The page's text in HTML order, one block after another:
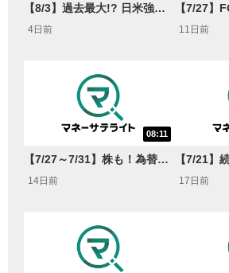
【8/3】過去最大!? 日米強調為替介入 155円が当面の焦点か＜FX MARKET VIEW＞
4日前 11日前
08:11
【7/27～7/31】株も！為替も！サクッと！来週のマーケット見通し＜Next View＞
14日前 17日前